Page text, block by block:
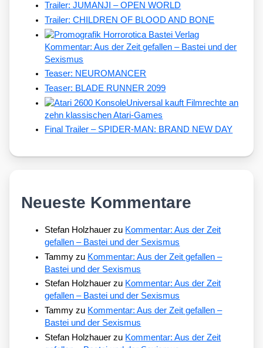
Trailer: JUMANJI – OPEN WORLD
Trailer: CHILDREN OF BLOOD AND BONE
Kommentar: Aus der Zeit gefallen – Bastei und der
Sexismus
Teaser: NEUROMANCER
Teaser: BLADE RUNNER 2099
Universal kauft Filmrechte an
zehn klassischen Atari-Games
Final Trailer – SPIDER-MAN: BRAND NEW DAY
Neueste Kommentare
Stefan Holzhauer zu Kommentar: Aus der Zeit
gefallen – Bastei und der Sexismus
Tammy zu Kommentar: Aus der Zeit gefallen –
Bastei und der Sexismus
Stefan Holzhauer zu Kommentar: Aus der Zeit
gefallen – Bastei und der Sexismus
Tammy zu Kommentar: Aus der Zeit gefallen –
Bastei und der Sexismus
Stefan Holzhauer zu Kommentar: Aus der Zeit